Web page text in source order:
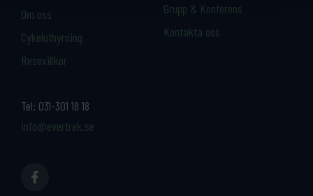
Tel: 031-301 18 18
info@evertrek.se
Om oss
Cykeluthyrning
Resevillkor
Grupp & Konferens
Kontakta oss